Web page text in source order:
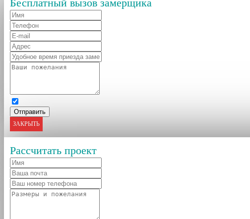
Бесплатный вызов замерщика
ЗАКРЫТЬ
Рассчитать проект